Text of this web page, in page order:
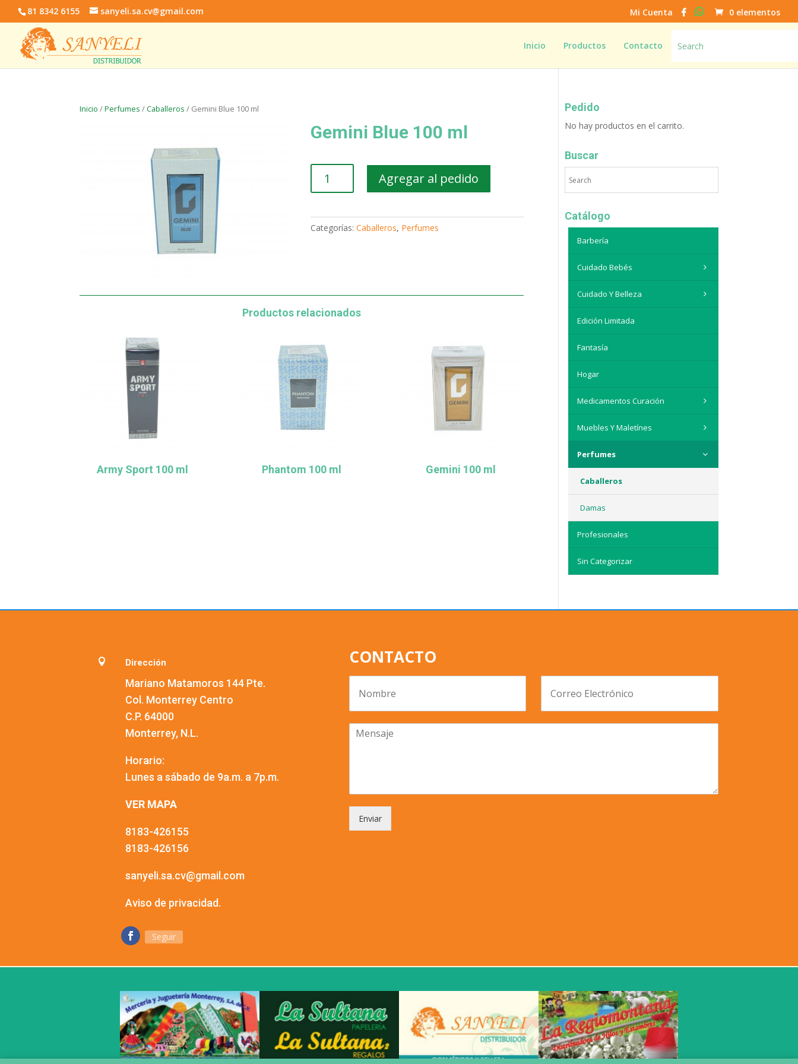
81 8342 6155 sanyeli.sa.cv@gmail.com Mi Cuenta 0 elementos
Inicio Productos Contacto
Inicio /Perfumes /Caballeros / Gemini Blue 100 ml
Gemini Blue 100 ml
cantidad
Agregar al pedido
Categorías: Caballeros, Perfumes
Productos relacionados
Army Sport 100 ml Phantom 100 ml Gemini 100 ml
Pedido
No hay productos en el carrito.
Buscar
Catálogo
Barbería
Cuidado Bebés
Cuidado Y Belleza
Edición Limitada
Fantasía
Hogar
Medicamentos Curación
Muebles Y Maletínes
Perfumes
Caballeros
Damas
Profesionales
Sin Categorizar
 Dirección
Mariano Matamoros 144 Pte.
Col. Monterrey Centro
C.P. 64000
Monterrey, N.L.
Horario:
Lunes a sábado de 9a.m. a 7p.m.
VER MAPA
8183-426155
8183-426156
sanyeli.sa.cv@gmail.com
Aviso de privacidad.
Seguir
CONTACTO
Enviar